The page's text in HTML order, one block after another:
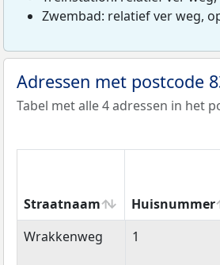
Zwembad: relatief ver weg,
Adressen met postcode
Tabel met alle 4 adressen in het
Straatnaam Huisnummer
Straatnaam
Huisnummer
Wrakkenweg 1